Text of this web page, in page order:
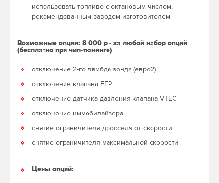
использовать топливо с октановым числом,
рекомендованным заводом-изготовителем
Возможные опции: 8 000 р - за любой набор опций
(бесплатно при чип-тюнинге)
отключение 2-го лямбда зонда (евро2)
отключение клапана ЕГР
отключение датчика давления клапана VTEC
отключение иммобилайзера
снятие ограничителя дросселя от скорости
снятие ограничителя максимальной скорости
Цены опций: